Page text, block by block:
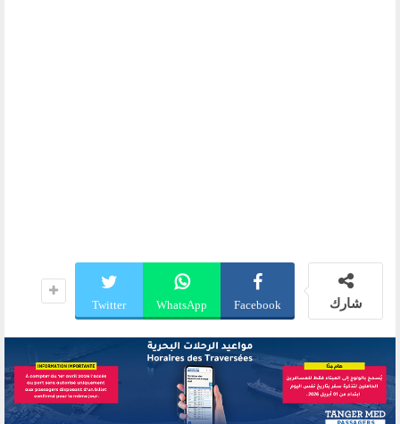
شارك Facebook
WhatsApp
Twitter